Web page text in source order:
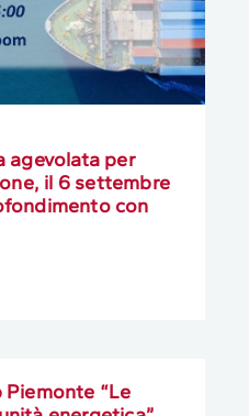
agevolata per
il 6 settembre
con
“Le